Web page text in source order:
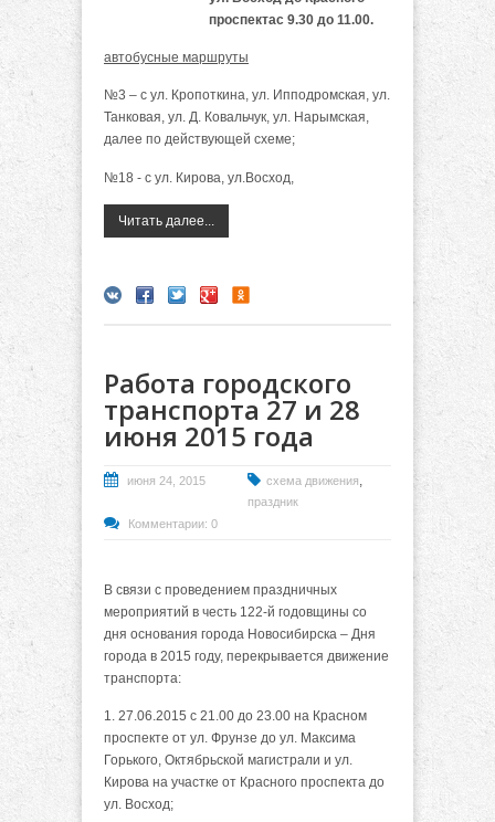
проспектас 9.30 до 11.00.
автобусные маршруты
№3 – с ул. Кропоткина, ул. Ипподромская, ул.
Танковая, ул. Д. Ковальчук, ул. Нарымская,
далее по действующей схеме;
№18 - с ул. Кирова, ул.Восход,
Читать далее...
Работа городского
транспорта 27 и 28
июня 2015 года
июня 24, 2015 схема движения,
праздник
Комментарии: 0
В связи с проведением праздничных
мероприятий в честь 122-й годовщины со
дня основания города Новосибирска – Дня
города в 2015 году, перекрывается движение
транспорта:
1. 27.06.2015 с 21.00 до 23.00 на Красном
проспекте от ул. Фрунзе до ул. Максима
Горького, Октябрьской магистрали и ул.
Кирова на участке от Красного проспекта до
ул. Восход;